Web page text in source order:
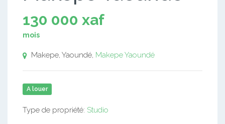
130 000 xaf
mois
Makepe, Yaoundé, MakepeYaoundé
A louer
Type de propriété: Studio